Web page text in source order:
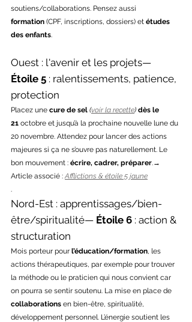
soutiens/collaborations. Pensez aussi
formation (CPF, inscriptions, dossiers) et études
des enfants
Ouest : l'avenir et les projets—
Étoile 5 : ralentissements, patience,
protection
Placez une cure de sel (voir la recette) dès le
21 octobre et jusqu’à la prochaine nouvelle lune du
20 novembre. Attendez pour lancer des actions
majeures si ça ne s’ouvre pas naturellement. Le
bon mouvement : écrire, cadrer, préparer .→
Article associé : Afflictions & étoile 5 jaune
Nord-Est : apprentissages/bien-
être/spiritualité— Étoile 6 : action &
structuration
Mois porteur pour l’éducation/formation, les
actions thérapeutiques, par exemple pour trouver
la méthode ou le praticien qui nous convient car
on pourra se sentir soutenu. La mise en place de
collaborations en bien-être, spiritualité,
développement personnel. L’énergie soutient les